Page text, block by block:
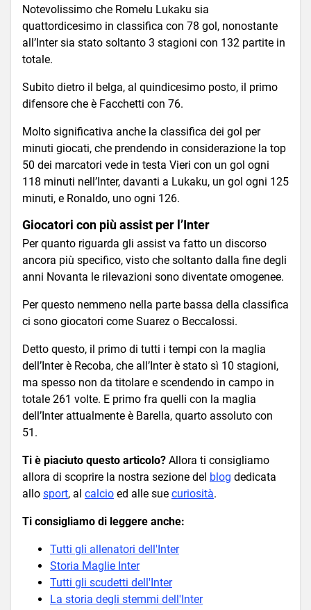
Notevolissimo che Romelu Lukaku sia
quattordicesimo in classifica con 78 gol, nonostante
all’Inter sia stato soltanto 3 stagioni con 132 partite in
totale.
Subito dietro il belga, al quindicesimo posto, il primo
difensore che è Facchetti con 76.
Molto significativa anche la classifica dei gol per
minuti giocati, che prendendo in considerazione la top
50 dei marcatori vede in testa Vieri con un gol ogni
118 minuti nell’Inter, davanti a Lukaku, un gol ogni 125
minuti, e Ronaldo, uno ogni 126.
Giocatori con più assist per l’Inter
Per quanto riguarda gli assist va fatto un discorso
ancora più specifico, visto che soltanto dalla fine degli
anni Novanta le rilevazioni sono diventate omogenee.
Per questo nemmeno nella parte bassa della classifica
ci sono giocatori come Suarez o Beccalossi.
Detto questo, il primo di tutti i tempi con la maglia
dell’Inter è Recoba, che all’Inter è stato sì 10 stagioni,
ma spesso non da titolare e scendendo in campo in
totale 261 volte. E primo fra quelli con la maglia
dell’Inter attualmente è Barella, quarto assoluto con
51.
Ti è piaciuto questo articolo? Allora ti consigliamo
allora di scoprire la nostra sezione del blog dedicata
allo sport, al calcio ed alle sue curiosità.
Ti consigliamo di leggere anche:
Tutti gli allenatori dell'Inter
Storia Maglie Inter
Tutti gli scudetti dell'Inter
La storia degli stemmi dell'Inter